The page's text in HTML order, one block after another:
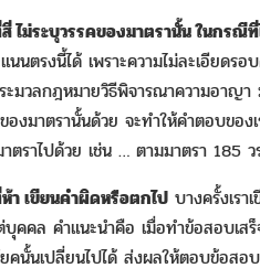
ไม่ระบุวรรคของมาตรานั้น ในกร
นนตรงนี้ได้ เพราะความไม่ละเอียด
ะมวลกฎหมายวิธีพิจารณาความอาญ
องมาตรานั้นด้วย จะทำให้คำตอบข
ตราไปด้วย เช่น … ตามมาตรา 185
า เขียนคำผิดหรือตกไป บางครั้งเร
คคล คำแนะนำคือ เมื่อทำข้อสอบเสร็
คนั้นเปลี่ยนไปได้ ส่งผลให้ตอบข้อสอ